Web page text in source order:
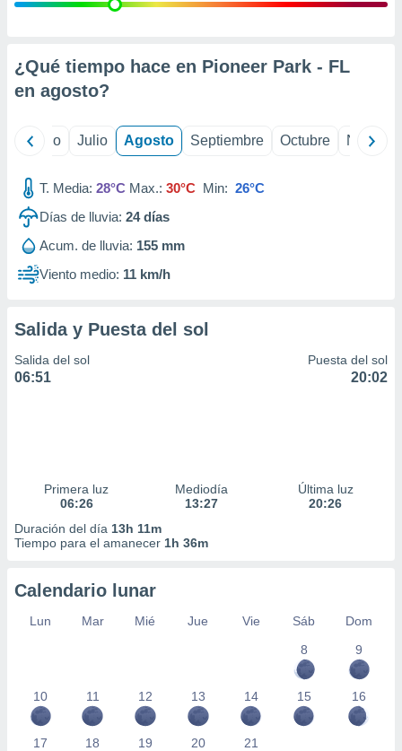
e
mediante
de
1199
¿Qué tiempo hace en Pioneer Park - FL
en agosto?
Junio Julio Agosto Septiembre Octubre
T. Media: 28°C Max.: 30°C Min: 26°C
Días de lluvia: 24días
Acum. de lluvia: 155 mm
Viento medio: 11 km/h
Salida y Puesta del sol
Salida del sol
06:51
Puesta del sol
20:02
Primera luz
06:26
Mediodía
13:27
Última luz
20:26
Duración del día 13h 11m
Tiempo para el amanecer 1h 36m
Calendario lunar
Lun Mar Mié Jue Vie Sáb
Dom
8
9
10 11 12 13 14 15 16
17 18 19 20 21